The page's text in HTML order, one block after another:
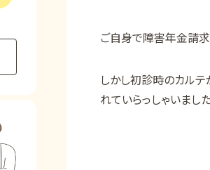
ご自身で障害年金請
しかし初診時のカル
れていらっしゃいました